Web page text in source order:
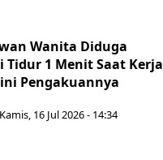
Wanita Diduga
Tidur 1 Menit Saat Kerja
Pengakuannya
Kamis, 16 Jul 2026 - 14:34